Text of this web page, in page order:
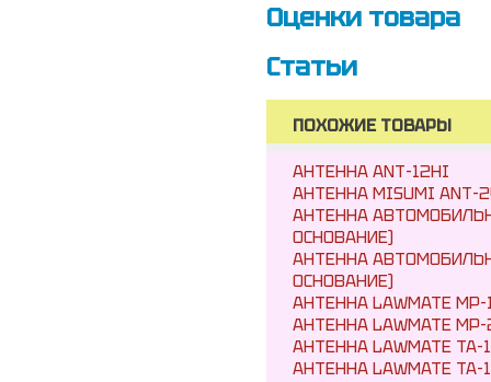
Оценки товара
Статьи
ПОХОЖИЕ ТОВАРЫ
АНТЕННА ANT-12HI
АНТЕННА MISUMI ANT-
АНТЕННА
ОСНОВАНИЕ)
АНТЕННА
ОСНОВАНИЕ)
АНТЕННА LAWMATE MP-
АНТЕННА LAWMATE
АНТЕННА LAWMATE TA-
АНТЕННА LAWMATE TA-